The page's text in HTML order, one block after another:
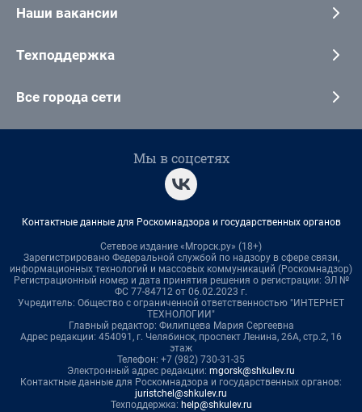
Наши вакансии
Техподдержка
Все города сети
Мы в соцсетях
Контактные данные для Роскомнадзора и государственных органов
Сетевое издание «Мгорск.ру» (18+)
Зарегистрировано Федеральной службой по надзору в сфере связи,
информационных технологий и массовых коммуникаций (Роскомнадзор)
Регистрационный номер и дата принятия решения о регистрации: ЭЛ №
ФС 77-84712 от 06.02.2023 г.
Учредитель: Общество с ограниченной ответственностью "ИНТЕРНЕТ
ТЕХНОЛОГИИ"
Главный редактор: Филипцева Мария Сергеевна
Адрес редакции: 454091, г. Челябинск, проспект Ленина, 26А, стр.2, 16
этаж
Телефон: +7 (982) 730-31-35
Электронный адрес редакции: mgorsk@shkulev.ru
Контактные данные для Роскомнадзора и государственных органов:
juristchel@shkulev.ru
Техподдержка: help@shkulev.ru